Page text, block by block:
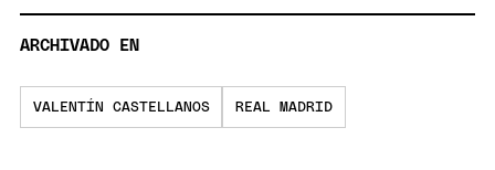
ARCHIVADO EN
VALENTÍN CASTELLANOS REAL MADRID